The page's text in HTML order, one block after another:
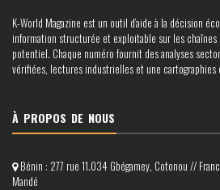
K-World Magazine est un outil d’aide à la décision
information structurée et exploitable sur les
potentiel. Chaque numéro fournit des analyses
vérifiées, lectures industrielles et une cartographies
À PROPOS DE NOUS
Bénin : 277 rue 11.034 Gbégamey, Cotonou //
Mandé